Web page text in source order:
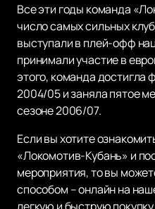
Все эти годы команда
число самых сильных
выступали в плей-офф
принимали участие в
этого, команда достигла
2004/05 и заняла пятое
сезоне 2006/07.
Если вы хотите
«Локомотив-Кубань» и
мероприятия, то вы
способом – онлайн на